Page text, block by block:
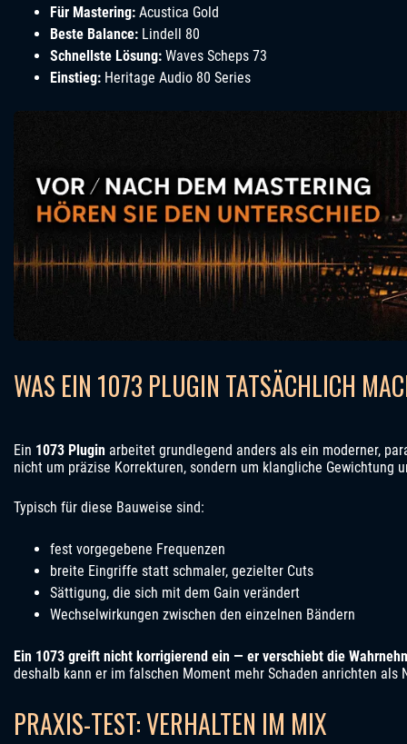
Für Mastering: Acustica Gold
Beste Balance: Lindell 80
Schnellste Lösung: Waves Scheps 73
Einstieg: Heritage Audio 80 Series
WAS EIN 1073 PLUGIN TATSÄCHLICH
Ein 1073 Plugin arbeitet grundlegend anders als ein moderner,
nicht um präzise Korrekturen, sondern um klangliche Gewichtung
Typisch für diese Bauweise sind:
fest vorgegebene Frequenzen
breite Eingriffe statt schmaler, gezielter Cuts
Sättigung, die sich mit dem Gain verändert
Wechselwirkungen zwischen den einzelnen Bändern
Ein 1073 greift nicht korrigierend ein — er verschiebt die
deshalb kann er im falschen Moment mehr Schaden anrichten als
PRAXIS-TEST: VERHALTEN IM MIX